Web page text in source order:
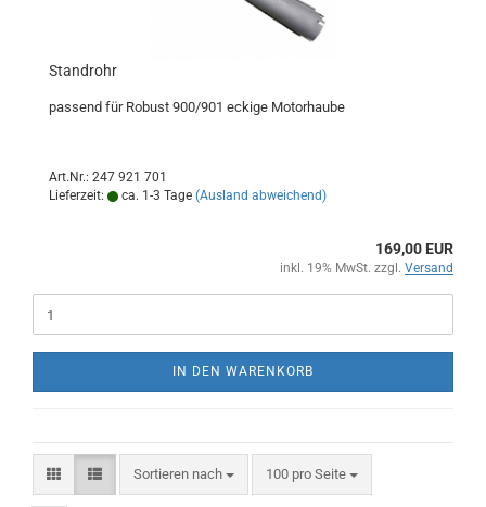
Standrohr
passend für Robust 900/901 eckige Motorhaube
Art.Nr.: 247 921 701
Lieferzeit:
ca. 1-3 Tage (Ausland abweichend)
169,00 EUR
inkl. 19% MwSt. zzgl. Versand
IN DEN WARENKORB
Sortieren nach
Sortieren nach 100 pro Seite
pro Seite